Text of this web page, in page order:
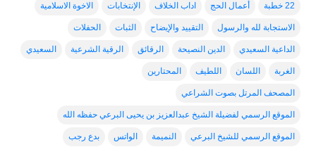
22 خطبة أعمال الحج اداب الخلاف الإنتخابات الاخوة الاسلامية
الاستجابة لله والرسول التقييد والإيضاح الثبات الحفلات
الداعية السعيدي الدين النصيحة الرقائق الرقية الشرعية السعيدي
الغربة اللسان اللطيف المحتارين
المصحف المرتل بصوت الشراعي
الموقع الرسمي لفضيلة الشيخ عبدالعزيز بن يحيى البرعي حفظه الله
الموقع الرسمي للشيخ البرعي النميمة الواتس بدع رجب